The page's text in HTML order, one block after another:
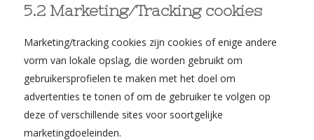
5.2 Marketing/Tracking cookies
Marketing/tracking cookies zijn cookies of enige andere
vorm van lokale opslag, die worden gebruikt om
gebruikersprofielen te maken met het doel om
advertenties te tonen of om de gebruiker te volgen op
deze of verschillende sites voor soortgelijke
marketingdoeleinden.